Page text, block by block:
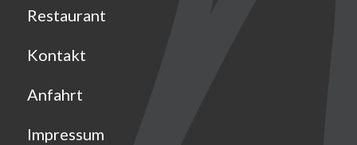
Restaurant
Kontakt
Anfahrt
Impressum